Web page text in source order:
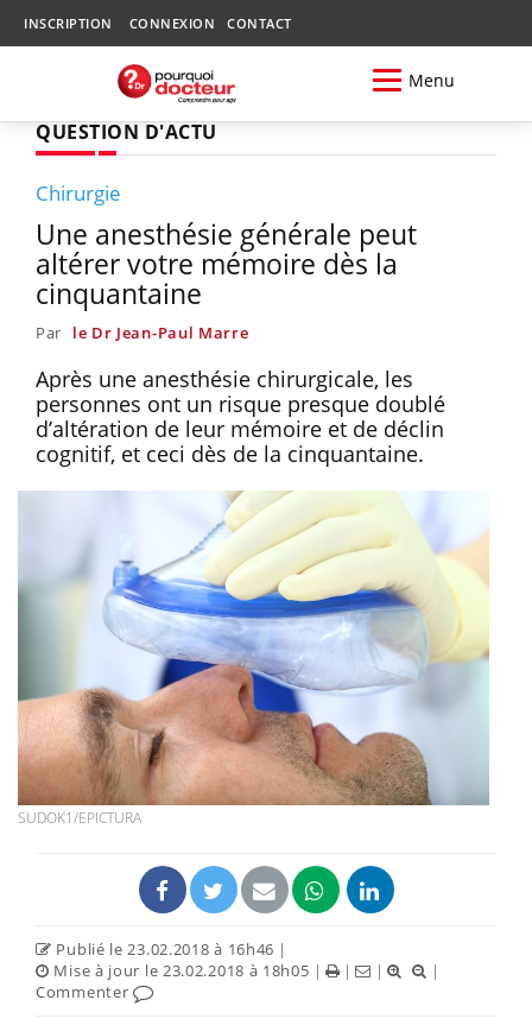
INSCRIPTION CONNEXION CONTACT
Menu
QUESTION D'ACTU
Chirurgie
Une anesthésie générale peut
altérer votre mémoire dès la
cinquantaine
Par le Dr Jean-Paul Marre
Après une anesthésie chirurgicale, les
personnes ont un risque presque doublé
d’altération de leur mémoire et de déclin
cognitif, et ceci dès de la cinquantaine.
SUDOK1/EPICTURA
Publié le 23.02.2018 à 16h46 |
Mise à jour le 23.02.2018 à 18h05 | | |
|
Commenter